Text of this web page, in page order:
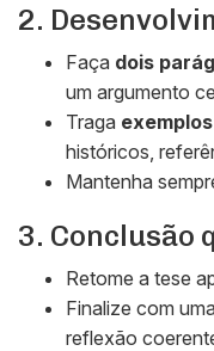
2.
Faça dois
um argumento
Traga
históricos,
Mantenha
3. Conclusão
Retome a tese
Finalize com uma
reflexão